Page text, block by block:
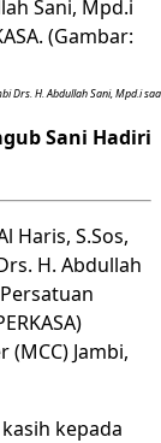
Drs. H. Abdullah Sani, Mpd.i
Sani Hadiri
Haris, S.Sos,
H. Abdullah
Jambi,
kepada